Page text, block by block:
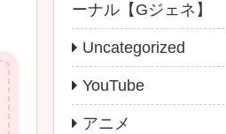
ーナル【Gジェネ】
Uncategorized
YouTube
アニメ